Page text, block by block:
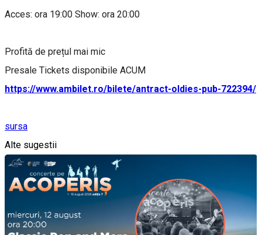
Acces: ora 19:00 Show: ora 20:00
Profită de prețul mai mic
Presale Tickets disponibile ACUM
https://www.ambilet.ro/bilete/antract-oldies-pub-722394/
sursa
Alte sugestii